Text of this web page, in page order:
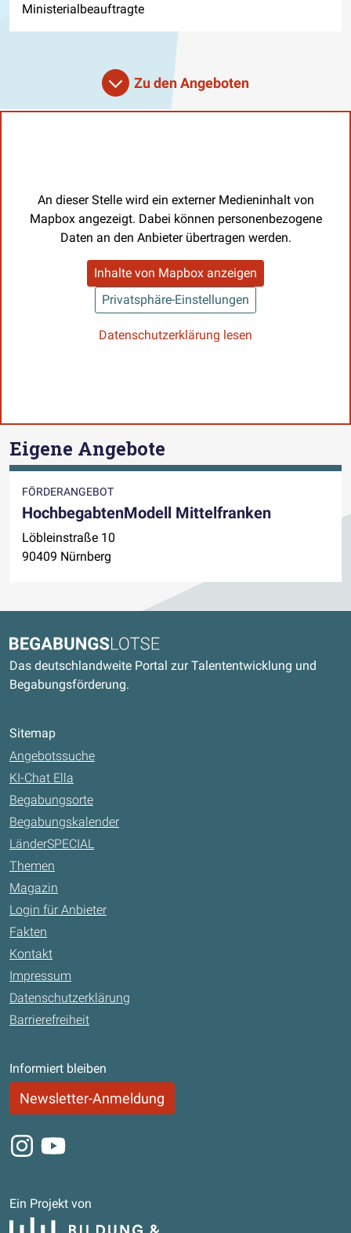
Ministerialbeauftragte
Zu den Angeboten
An dieser Stelle wird ein externer Medieninhalt von
Mapbox angezeigt. Dabei können personenbezogene
Daten an den Anbieter übertragen werden.
Inhalte von Mapbox anzeigen
Privatsphäre-Einstellungen
Datenschutzerklärung lesen
Eigene Angebote
FÖRDERANGEBOT
HochbegabtenModell Mittelfranken
Löbleinstraße 10
90409 Nürnberg
Begabungslotse
Das deutschlandweite Portal zur Talententwicklung und
Begabungsförderung.
Sitemap
Angebotssuche
KI-Chat Ella
Begabungsorte
Begabungskalender
LänderSPECIAL
Themen
Magazin
Login für Anbieter
Fakten
Kontakt
Impressum
Datenschutzerklärung
Barrierefreiheit
Informiert bleiben
Newsletter-Anmeldung
Instagram
Youtube
Ein Projekt von
Bildung und Begabung